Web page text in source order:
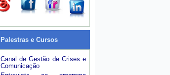
Palestras e Cursos
Canal de Gestão de Crises e
Comunicação